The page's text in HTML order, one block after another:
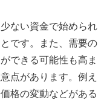
ない資金で始められ
です。また、需要の
できる可能性も高ま
点があります。例え
格の変動などがある